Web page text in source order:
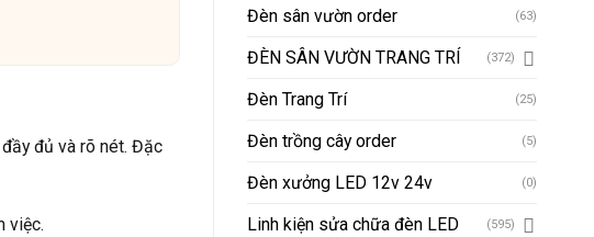
đủ và rõ nét. Đặc
việc.
Đèn sân vườn order (63)
ĐÈN SÂN VƯỜN TRANG TRÍ (372)
Đèn Trang Trí (25)
Đèn trồng cây order (5)
Đèn xưởng LED 12v 24v (0)
Linh kiện sửa chữa đèn LED (595)